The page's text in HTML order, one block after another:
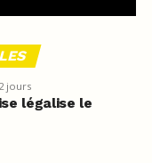
jours
légalise le